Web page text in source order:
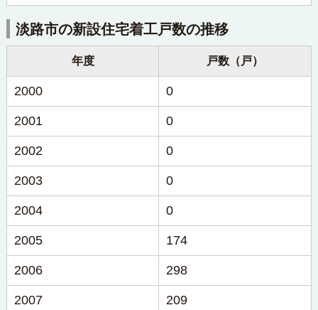
淡路市の新設住宅着工戸数の推移
年度 戸数（戸）
2000 0
2001 0
2002 0
2003 0
2004 0
2005 174
2006 298
2007 209